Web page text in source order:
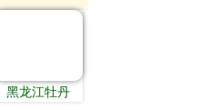
黑龙江牡丹